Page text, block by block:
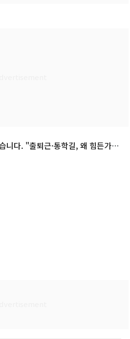
니다. "출퇴근·통학길, 왜 힘든가